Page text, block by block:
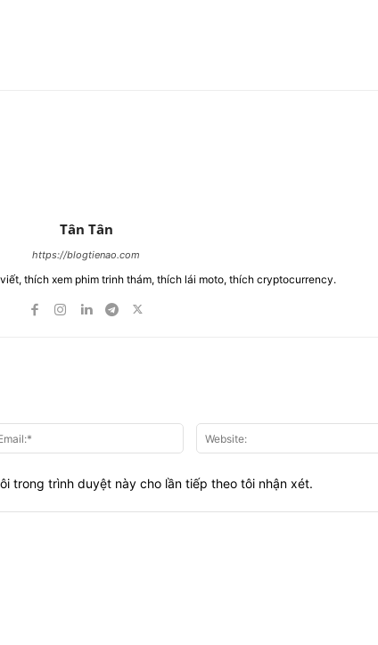
Tân Tân
https://blogtienao.com
thích xem phim trinh thám, thích lái moto, thích cryptocurrency.
Email:*
trong trình duyệt này cho lần tiếp theo tôi nhận xét.